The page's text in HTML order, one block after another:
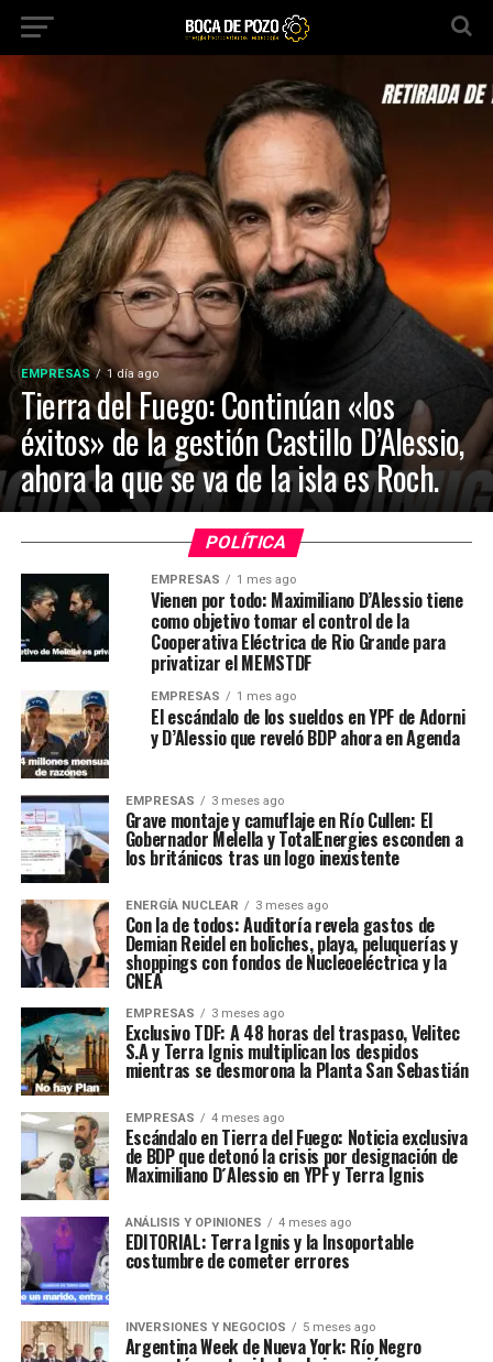
EMPRESAS 1 día ago
Tierra del Fuego: Continúan «los
éxitos» de la gestión Castillo D’Alessio,
ahora la que se va de la isla es Roch.
POLÍTICA
EMPRESAS 1 mes ago
Vienen por todo: Maximiliano D’Alessio tiene
como objetivo tomar el control de la
Cooperativa Eléctrica de Rio Grande para
privatizar el MEMSTDF
EMPRESAS 1 mes ago
El escándalo de los sueldos en YPF de Adorni
y D’Alessio que reveló BDP ahora en Agenda
EMPRESAS 3 meses ago
Grave montaje y camuflaje en Río Cullen: El
Gobernador Melella y TotalEnergies esconden a
los británicos tras un logo inexistente
ENERGÍA NUCLEAR 3 meses ago
Con la de todos: Auditoría revela gastos de
Demian Reidel en boliches, playa, peluquerías y
shoppings con fondos de Nucleoeléctrica y la
CNEA
EMPRESAS 3 meses ago
Exclusivo TDF: A 48 horas del traspaso, Velitec
S.A y Terra Ignis multiplican los despidos
mientras se desmorona la Planta San Sebastián
EMPRESAS 4 meses ago
Escándalo en Tierra del Fuego: Noticia exclusiva
de BDP que detonó la crisis por designación de
Maximiliano D´Alessio en YPF y Terra Ignis
ANÁLISIS Y OPINIONES 4 meses ago
EDITORIAL: Terra Ignis y la Insoportable
costumbre de cometer errores
INVERSIONES Y NEGOCIOS 5 meses ago
Argentina Week de Nueva York: Río Negro